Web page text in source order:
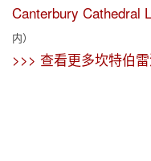
Canterbury Cathedral
内）
>>> 查看更多坎特伯